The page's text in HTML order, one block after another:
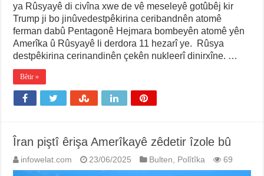
ya Rûsyayê di civîna xwe de vê meseleyê gotûbêj kir
Trump ji bo jinûvedestpêkirina ceribandnên atomê
ferman dabû Pentagonê Hejmara bombeyên atomê yên
Amerîka û Rûsyayê li derdora 11 hezarî ye. Rûsya
destpêkirina cerinandinên çekên nukleerî dinirxîne. …
Bêtir »
Îran piştî êrişa Amerîkayê zêdetir îzole bû
infowelat.com 23/06/2025 Bulten, Polîtîka 69